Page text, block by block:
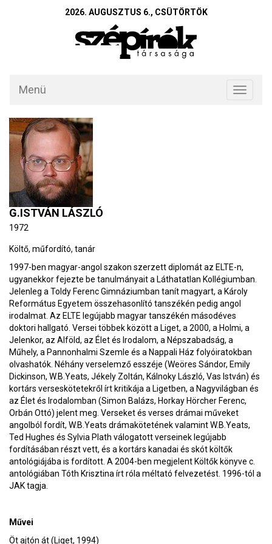
2026. AUGUSZTUS 6., CSÜTÖRTÖK
Toggle
Menü
G.ISTVÁN LÁSZLÓ
1972
Költő, műfordító, tanár
1997-ben magyar-angol szakon szerzett diplomát az ELTE-n,
ugyanekkor fejezte be tanulmányait a Láthatatlan Kollégiumban.
Jelenleg a Toldy Ferenc Gimnáziumban tanít magyart, a Károly
Református Egyetem összehasonlító tanszékén pedig angol
irodalmat. Az ELTE legújabb magyar tanszékén másodéves
doktori hallgató. Versei többek között a Liget, a 2000, a Holmi, a
Jelenkor, az Alföld, az Élet és Irodalom, a Népszabadság, a
Műhely, a Pannonhalmi Szemle és a Nappali Ház folyóiratokban
olvashatók. Néhány verselemző esszéje (Weöres Sándor, Emily
Dickinson, W.B.Yeats, Jékely Zoltán, Kálnoky László, Vas István) és
kortárs verseskötetekről írt kritikája a Ligetben, a Nagyvilágban és
az Élet és Irodalomban (Simon Balázs, Horkay Hörcher Ferenc,
Orbán Ottó) jelent meg. Verseket és verses drámai műveket
angolból fordít, W.B.Yeats drámakötetének valamint W.B.Yeats,
Ted Hughes és Sylvia Plath válogatott verseinek legújabb
fordításában részt vett, és a kortárs kanadai és skót költők
antológiájába is fordított. A 2004-ben megjelent Költők könyve c.
antológiában Tóth Krisztina írt róla méltató felvezetést. 1996-tól a
JAK tagja.
Művei
Öt ajtón át (Liget, 1994)